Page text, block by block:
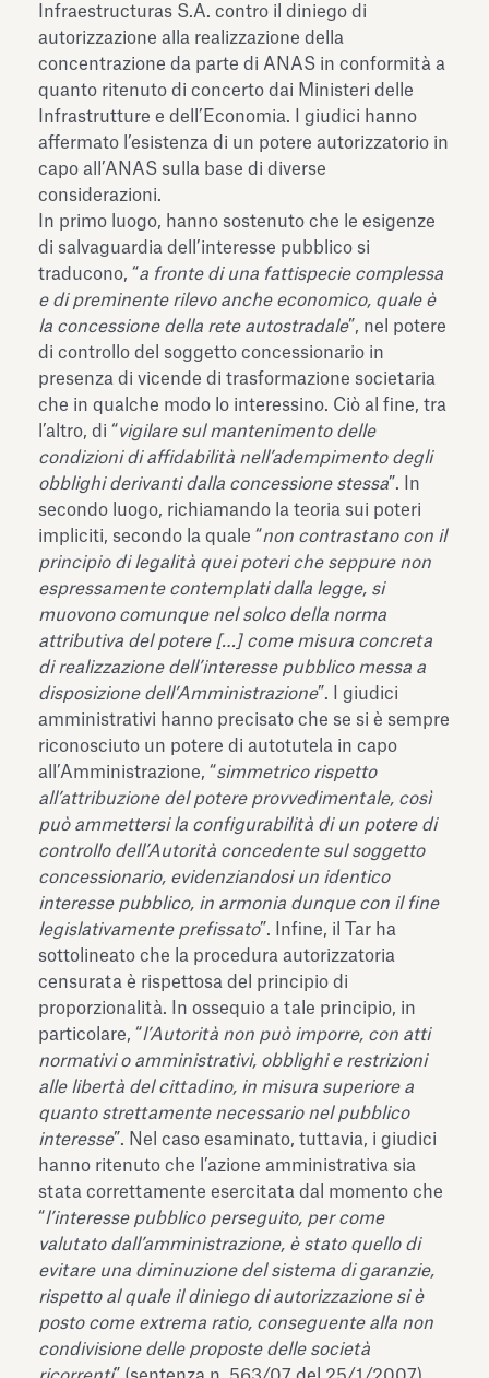
Infraestructuras S.A. contro il diniego di
autorizzazione alla realizzazione della
concentrazione da parte di ANAS in conformità a
quanto ritenuto di concerto dai Ministeri delle
Infrastrutture e dell’Economia. I giudici hanno
affermato l’esistenza di un potere autorizzatorio in
capo all’ANAS sulla base di diverse
considerazioni.
In primo luogo, hanno sostenuto che le esigenze
di salvaguardia dell’interesse pubblico si
traducono, “a fronte di una fattispecie complessa
e di preminente rilevo anche economico, quale è
la concessione della rete autostradale”, nel potere
di controllo del soggetto concessionario in
presenza di vicende di trasformazione societaria
che in qualche modo lo interessino. Ciò al fine, tra
l’altro, di “vigilare sul mantenimento delle
condizioni di affidabilità nell’adempimento degli
obblighi derivanti dalla concessione stessa”. In
secondo luogo, richiamando la teoria sui poteri
impliciti, secondo la quale “non contrastano con il
principio di legalità quei poteri che seppure non
espressamente contemplati dalla legge, si
muovono comunque nel solco della norma
attributiva del potere […] come misura concreta
di realizzazione dell’interesse pubblico messa a
disposizione dell’Amministrazione”. I giudici
amministrativi hanno precisato che se si è sempre
riconosciuto un potere di autotutela in capo
all’Amministrazione, “simmetrico rispetto
all’attribuzione del potere provvedimentale, così
può ammettersi la configurabilità di un potere di
controllo dell’Autorità concedente sul soggetto
concessionario, evidenziandosi un identico
interesse pubblico, in armonia dunque con il fine
legislativamente prefissato”. Infine, il Tar ha
sottolineato che la procedura autorizzatoria
censurata è rispettosa del principio di
proporzionalità. In ossequio a tale principio, in
particolare, “l’Autorità non può imporre, con atti
normativi o amministrativi, obblighi e restrizioni
alle libertà del cittadino, in misura superiore a
quanto strettamente necessario nel pubblico
interesse”. Nel caso esaminato, tuttavia, i giudici
hanno ritenuto che l’azione amministrativa sia
stata correttamente esercitata dal momento che
“l’interesse pubblico perseguito, per come
valutato dall’amministrazione, è stato quello di
evitare una diminuzione del sistema di garanzie,
rispetto al quale il diniego di autorizzazione si è
posto come extrema ratio, conseguente alla non
condivisione delle proposte delle società